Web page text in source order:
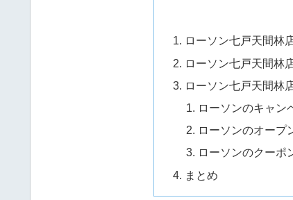
ローソン七戸天間林
ローソン七戸天間林
ローソン七戸天間林
ローソンのキャン
ローソンのオープ
ローソンのクーポ
まとめ